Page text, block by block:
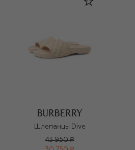
Шлепанцы Dive
43 950 ₽